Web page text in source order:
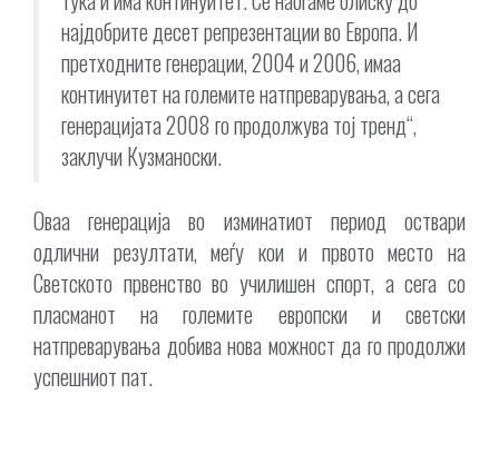
најдобрите десет репрезентации во Европа. И
претходните генерации, 2004 и 2006, имаа
континуитет на големите натпреварувања, а сега
генерацијата 2008 го продолжува тој тренд“,
заклучи Кузманоски.
Оваа генерација во изминатиот период оствари
одлични резултати, меѓу кои и првото место на
Светското првенство во училишен спорт, а сега со
пласманот на големите европски и светски
натпреварувања добива нова можност да го продолжи
успешниот пат.